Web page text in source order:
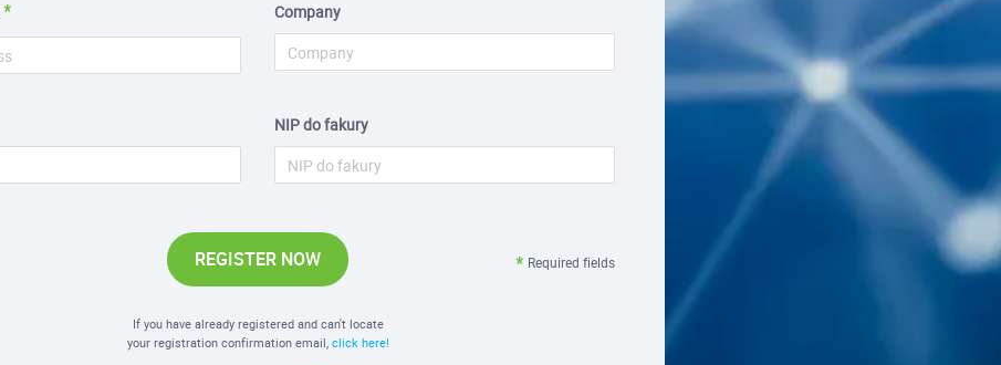
Company
NIP do fakury
Required fields
REGISTER NOW
If you have already registered and can't locate
your registration confirmation email, click here!